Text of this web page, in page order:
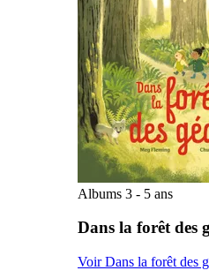
Albums 3 - 5 ans
Dans la forêt des
Voir Dans la forêt des